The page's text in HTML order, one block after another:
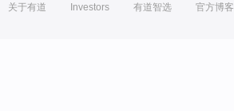
关于有道 Investors 有道智选 官方博客